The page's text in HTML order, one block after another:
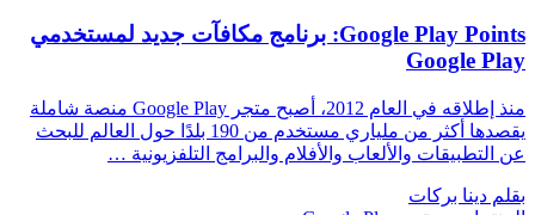
Google Play Points: برنامج مكافآت جديد لمستخدمي
Google Play
منذ إطلاقه في العام 2012، أصبح متجر Google Play منصة شاملة
يقصدها أكثر من ملياري مستخدم من 190 بلدًا حول العالم للبحث
عن التطبيقات والألعاب والأفلام والبرامج التلفزيونية …
بقلم دينا بركات